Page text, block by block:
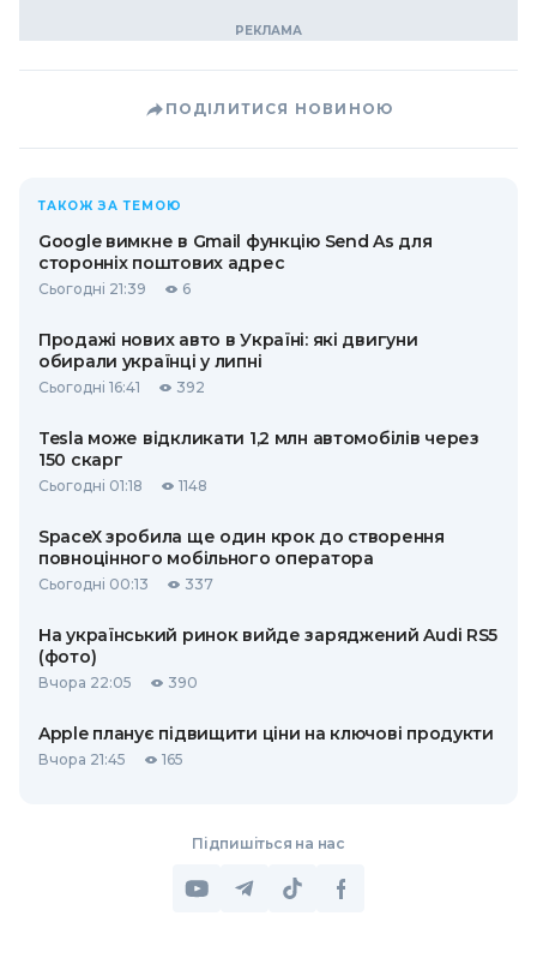
ПОДІЛИТИСЯ НОВИНОЮ
ТАКОЖ ЗА ТЕМОЮ
Google вимкне в Gmail функцію Send As для
сторонніх поштових адрес
Сьогодні 21:39 6
Продажі нових авто в Україні: які двигуни
обирали українці у липні
Сьогодні 16:41 392
Tesla може відкликати 1,2 млн автомобілів через
150 скарг
Сьогодні 01:18 1148
SpaceX зробила ще один крок до створення
повноцінного мобільного оператора
Сьогодні 00:13 337
На український ринок вийде заряджений Audi RS5
(фото)
Вчора 22:05 390
Apple планує підвищити ціни на ключові продукти
Вчора 21:45 165
Підпишіться на нас